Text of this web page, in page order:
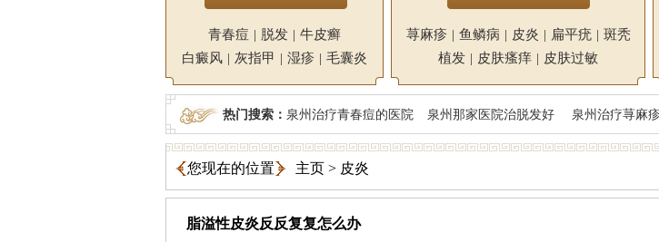
青春痘 | 脱发 | 牛皮癣
白癜风 | 灰指甲 | 湿疹 | 毛囊炎
荨麻疹 | 鱼鳞病 | 皮炎 | 扁平疣 | 斑秃
植发 | 皮肤瘙痒 | 皮肤过敏
热门搜索： 泉州治疗青春痘的医院 泉州那家医院治脱发好 泉州治疗荨麻
您现在的位置 主页 > 皮炎
脂溢性皮炎反反复复怎么办